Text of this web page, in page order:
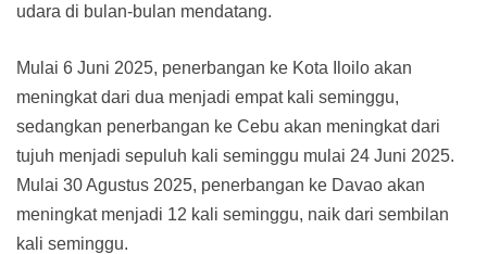
udara di bulan-bulan mendatang.
Mulai 6 Juni 2025, penerbangan ke Kota Iloilo akan
meningkat dari dua menjadi empat kali seminggu,
sedangkan penerbangan ke Cebu akan meningkat dari
tujuh menjadi sepuluh kali seminggu mulai 24 Juni 2025.
Mulai 30 Agustus 2025, penerbangan ke Davao akan
meningkat menjadi 12 kali seminggu, naik dari sembilan
kali seminggu.